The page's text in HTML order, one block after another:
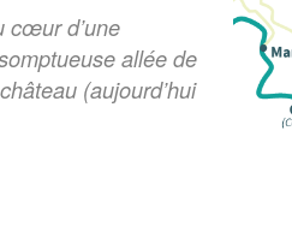
cœur d’une
allée de
(aujourd’hui